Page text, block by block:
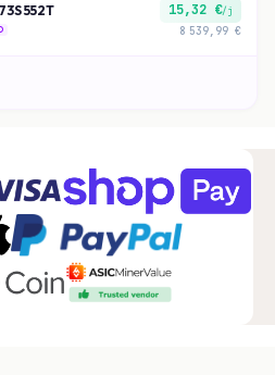
552T 15,32 €/j
8 539,99 €